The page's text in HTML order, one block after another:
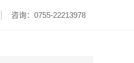
咨询：0755-22213978